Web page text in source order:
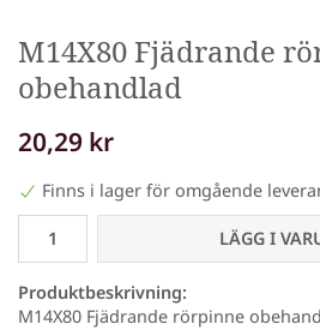
M14X80 Fjädrande
obehandlad
20,29 kr
Finns i lager för omgående
LÄGG I
Produktbeskrivning:
M14X80 Fjädrande rörpinne